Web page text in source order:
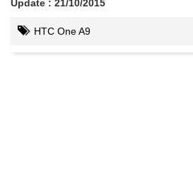
Update : 21/10/2015
HTC One A9